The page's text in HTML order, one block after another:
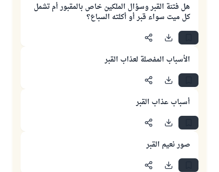
هل فتنة القبر وسؤال الملكين خاص بالمقبور أم تشمل
كل ميت سواء قبر أو أكلته السباع؟
الأسباب المفصلة لعذاب القبر
أسباب عذاب القبر
صور نعيم القبر